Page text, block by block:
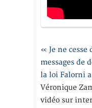
« Je ne cesse
messages de
la loi Falorni
Véronique
vidéo sur